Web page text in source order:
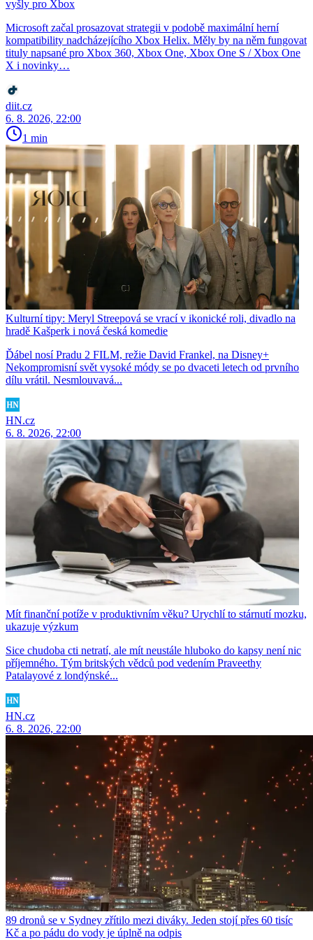
vyšly pro Xbox
Microsoft začal prosazovat strategii v podobě maximální herní
kompatibility nadcházejícího Xbox Helix. Měly by na něm fungovat
tituly napsané pro Xbox 360, Xbox One, Xbox One S / Xbox One
X i novinky…
diit.cz
6. 8. 2026, 22:00
1 min
Kulturní tipy: Meryl Streepová se vrací v ikonické roli, divadlo na
hradě Kašperk i nová česká komedie
Ďábel nosí Pradu 2 FILM, režie David Frankel, na Disney+
Nekompromisní svět vysoké módy se po dvaceti letech od prvního
dílu vrátil. Nesmlouvavá...
HN.cz
6. 8. 2026, 22:00
Mít finanční potíže v produktivním věku? Urychlí to stárnutí mozku,
ukazuje výzkum
Sice chudoba cti netratí, ale mít neustále hluboko do kapsy není nic
příjemného. Tým britských vědců pod vedením Praveethy
Patalayové z londýnské...
HN.cz
6. 8. 2026, 22:00
89 dronů se v Sydney zřítilo mezi diváky. Jeden stojí přes 60 tisíc
Kč a po pádu do vody je úplně na odpis